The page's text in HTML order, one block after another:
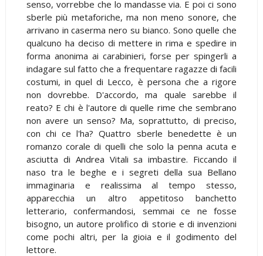
senso, vorrebbe che lo mandasse via. E poi ci sono
sberle più metaforiche, ma non meno sonore, che
arrivano in caserma nero su bianco. Sono quelle che
qualcuno ha deciso di mettere in rima e spedire in
forma anonima ai carabinieri, forse per spingerli a
indagare sul fatto che a frequentare ragazze di facili
costumi, in quel di Lecco, è persona che a rigore
non dovrebbe. D'accordo, ma quale sarebbe il
reato? E chi è l'autore di quelle rime che sembrano
non avere un senso? Ma, soprattutto, di preciso,
con chi ce l'ha? Quattro sberle benedette è un
romanzo corale di quelli che solo la penna acuta e
asciutta di Andrea Vitali sa imbastire. Ficcando il
naso tra le beghe e i segreti della sua Bellano
immaginaria e realissima al tempo stesso,
apparecchia un altro appetitoso banchetto
letterario, confermandosi, semmai ce ne fosse
bisogno, un autore prolifico di storie e di invenzioni
come pochi altri, per la gioia e il godimento del
lettore.